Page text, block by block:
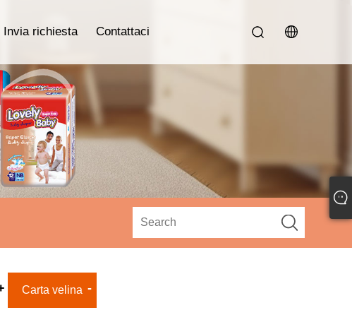
Invia richiesta Contattaci
Carta velina